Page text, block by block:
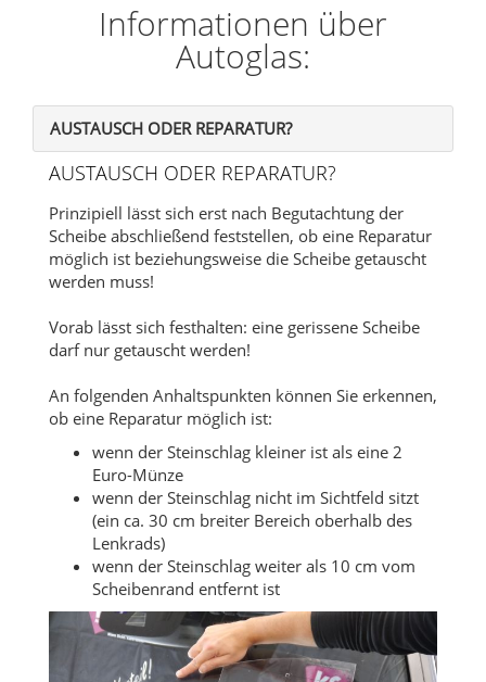
Informationen über
Autoglas:
AUSTAUSCH ODER REPARATUR?
AUSTAUSCH ODER REPARATUR?
Prinzipiell lässt sich erst nach Begutachtung der
Scheibe abschließend feststellen, ob eine Reparatur
möglich ist beziehungsweise die Scheibe getauscht
werden muss!
Vorab lässt sich festhalten: eine gerissene Scheibe
darf nur getauscht werden!
An folgenden Anhaltspunkten können Sie erkennen,
ob eine Reparatur möglich ist:
wenn der Steinschlag kleiner ist als eine 2
Euro-Münze
wenn der Steinschlag nicht im Sichtfeld sitzt
(ein ca. 30 cm breiter Bereich oberhalb des
Lenkrads)
wenn der Steinschlag weiter als 10 cm vom
Scheibenrand entfernt ist